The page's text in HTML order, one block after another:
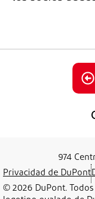
974
Privacidad de DuPont
© 2026 DuPont.